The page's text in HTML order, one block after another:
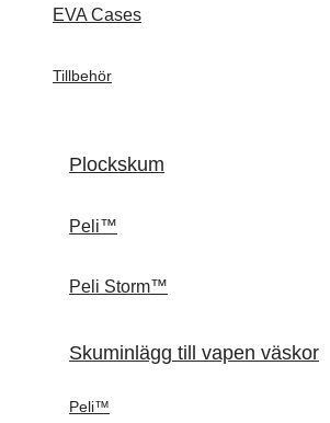
EVA Cases
Tillbehör
Plockskum
Peli™
Peli Storm™
Skuminlägg till vapen väskor
Peli™